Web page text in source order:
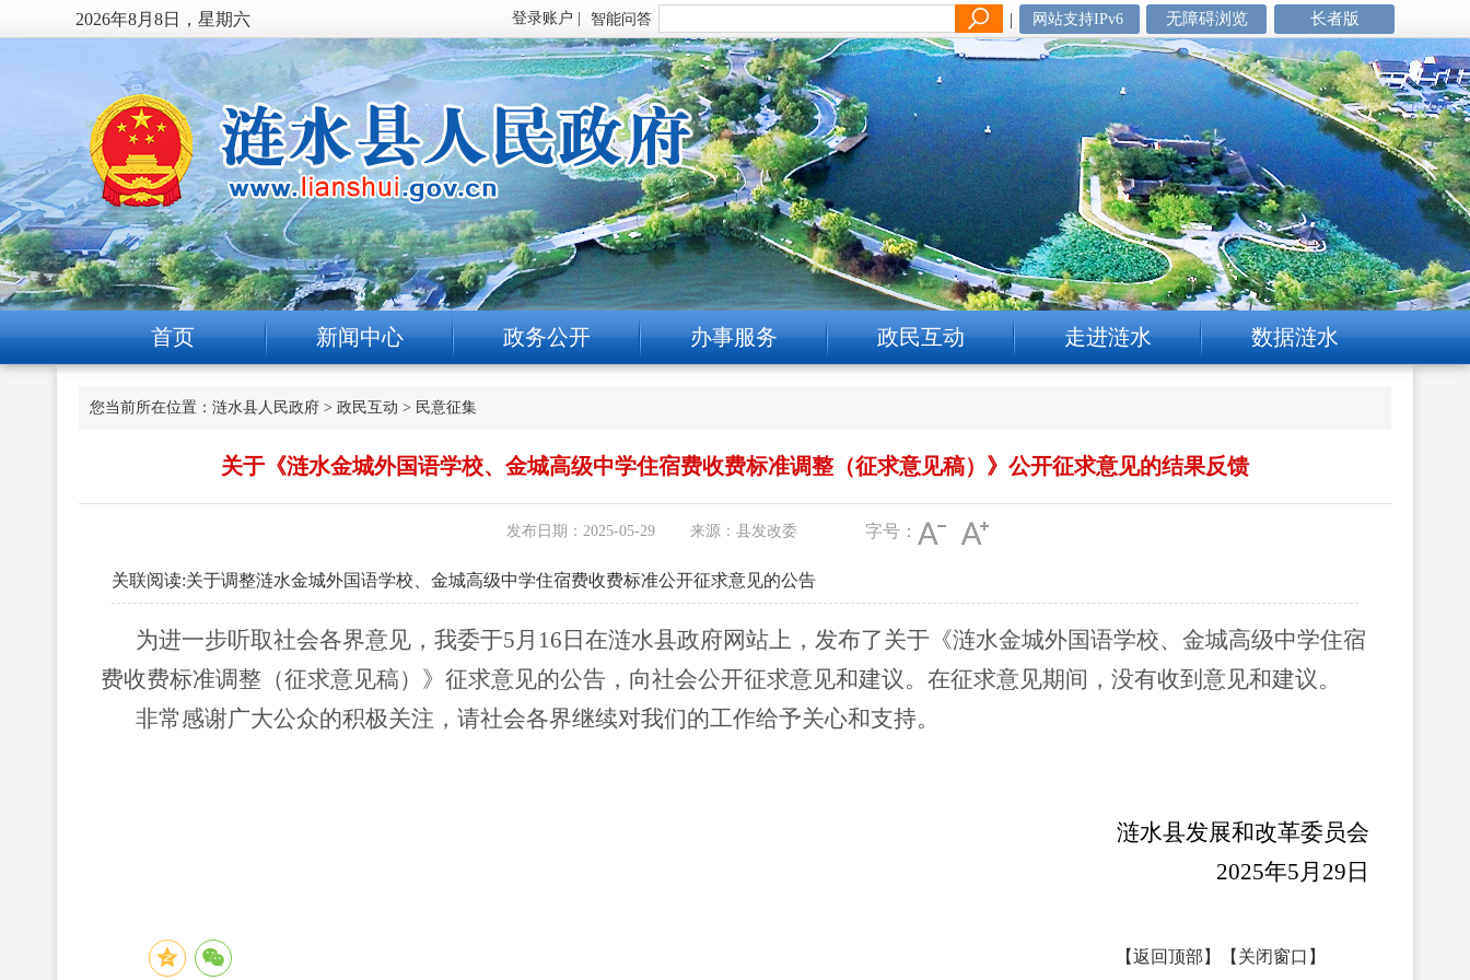
2026年8月8日，星期六 智能问答 | 网站支持IPv6 无障碍浏览 长者版
首页 新闻中心 政务公开 办事服务 政民互动 走进涟水 数据涟水
您当前所在位置： 涟水县人民政府 > 政民互动 > 民意征集
关于《涟水金城外国语学校、金城高级中学住宿费收费标准调整（征求意见稿）》公开征求意见的结果反馈
发布日期：2025-05-29 来源：县发改委 字号：
关联阅读:关于调整涟水金城外国语学校、金城高级中学住宿费收费标准公开征求意见的公告
为进一步听取社会各界意见，我委于5月 16 日在涟水县政府网站上，发布了关于 《涟水金城外国语学校、金城高级中学住宿
费收费标准调整（征求意见稿） 》征求意见的公告，向社会公开征求意见和建议。在征求意见期间，没有收到意见和建议。
非常感谢广大公众的积极关注，请社会各界继续对我们的工作给予关心和支持。
涟水县发展和改革委员会
2025年5月 29 日
【返回顶部 】【 关闭窗口 】